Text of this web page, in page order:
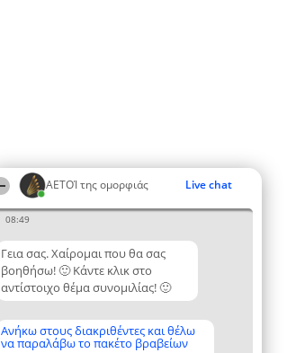
ΑΕΤΟΊ της ομορφιάς Live chat
08:49
Γεια σας. Χαίρομαι που θα σας
βοηθήσω! 🙂 Κάντε κλικ στο
αντίστοιχο θέμα συνομιλίας! 🙂
Ανήκω στους διακριθέντες και θέλω
να παραλάβω το πακέτο βραβείων